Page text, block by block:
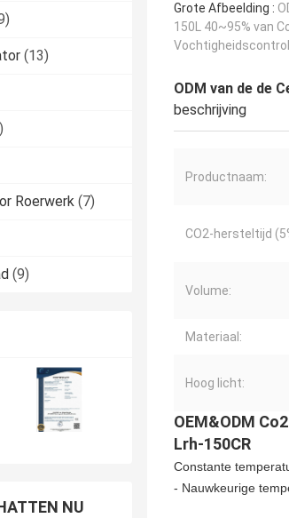
(13)
Roerwerk (7)
(9)
NU
Grote Afbeelding :
150L 40~95% van
ODM van de de
beschrijving
Productnaam:
CO2-hersteltijd
Volume:
Materiaal:
Hoog licht:
OEM&ODM
Lrh-150CR
Constante
- Nauwkeurige